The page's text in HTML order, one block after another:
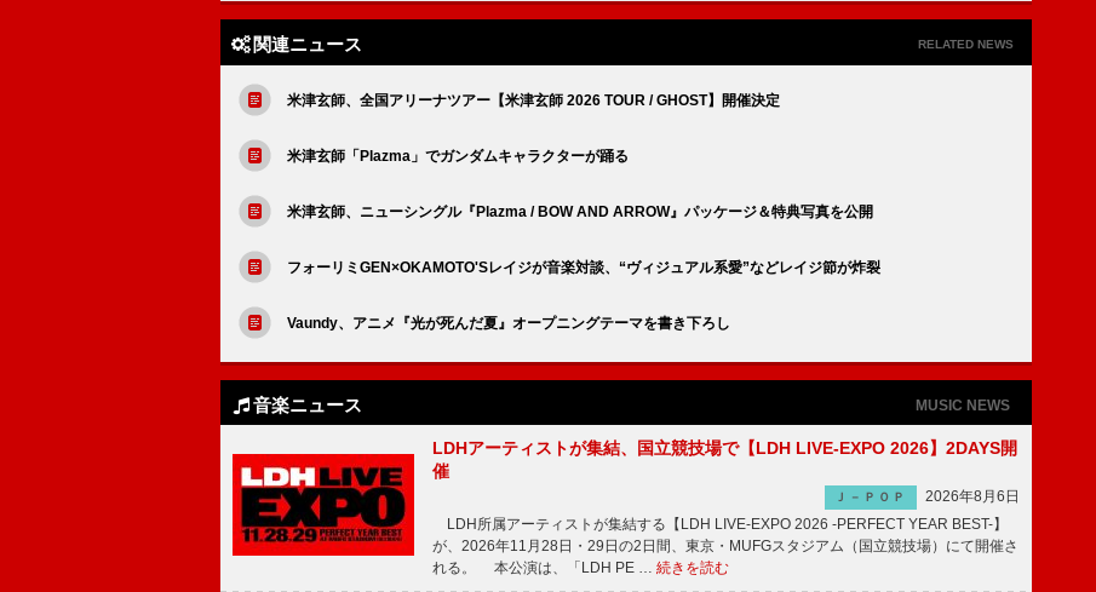
関連ニュース RELATED NEWS
米津玄師、全国アリーナツアー【米津玄師 2026 TOUR / GHOST】開催決定
米津玄師「Plazma」でガンダムキャラクターが踊る
米津玄師、ニューシングル『Plazma / BOW AND ARROW』パッケージ＆特典写真を公開
フォーリミGEN×OKAMOTO'Sレイジが音楽対談、“ヴィジュアル系愛”などレイジ節が炸裂
Vaundy、アニメ『光が死んだ夏』オープニングテーマを書き下ろし
音楽ニュース MUSIC NEWS
LDHアーティストが集結、国立競技場で【LDH LIVE-EXPO 2026】2DAYS開
催
Ｊ－ＰＯＰ
2026年8月6日
LDH所属アーティストが集結する【LDH LIVE-EXPO 2026 -PERFECT YEAR BEST-】
が、2026年11月28日・29日の2日間、東京・MUFGスタジアム（国立競技場）にて開催さ
れる。 本公演は、「LDH PE … 続きを読む